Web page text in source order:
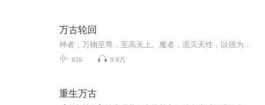
万古轮回
816 9.9万
重生万古